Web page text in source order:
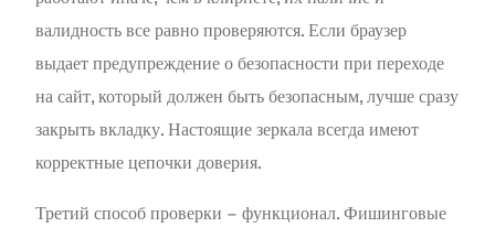
валидность все равно проверяются. Если браузер
выдает предупреждение о безопасности при переходе
на сайт, который должен быть безопасным, лучше сразу
закрыть вкладку. Настоящие зеркала всегда имеют
корректные цепочки доверия.
Третий способ проверки – функционал. Фишинговые